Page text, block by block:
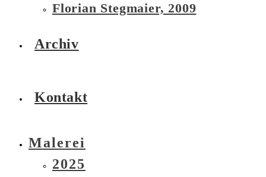
Florian Stegmaier, 2009
Archiv
Kontakt
Malerei
2025